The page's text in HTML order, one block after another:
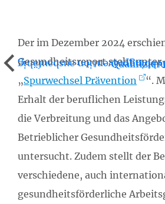
Der im Dezember 2024
Gesundheitsreport steht unter
„Spurwechsel Prävention
“.
Erhalt der beruflichen
die Verbreitung und das
Betrieblicher
untersucht. Zudem stellt der
verschiedene, auch
gesundheitsförderliche
Mobbingprävention